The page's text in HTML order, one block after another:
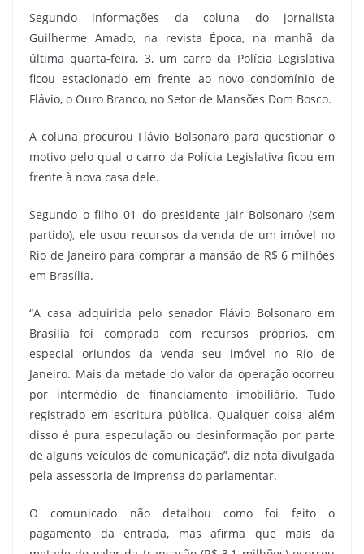
Segundo informações da coluna do jornalista
Guilherme Amado, na revista Época, na manhã da
última quarta-feira, 3, um carro da Polícia Legislativa
ficou estacionado em frente ao novo condomínio de
Flávio, o Ouro Branco, no Setor de Mansões Dom Bosco.
A coluna procurou Flávio Bolsonaro para questionar o
motivo pelo qual o carro da Polícia Legislativa ficou em
frente à nova casa dele.
Segundo o filho 01 do presidente Jair Bolsonaro (sem
partido), ele usou recursos da venda de um imóvel no
Rio de Janeiro para comprar a mansão de R$ 6 milhões
em Brasília.
“A casa adquirida pelo senador Flávio Bolsonaro em
Brasília foi comprada com recursos próprios, em
especial oriundos da venda seu imóvel no Rio de
Janeiro. Mais da metade do valor da operação ocorreu
por intermédio de financiamento imobiliário. Tudo
registrado em escritura pública. Qualquer coisa além
disso é pura especulação ou desinformação por parte
de alguns veículos de comunicação”, diz nota divulgada
pela assessoria de imprensa do parlamentar.
O comunicado não detalhou como foi feito o
pagamento da entrada, mas afirma que mais da